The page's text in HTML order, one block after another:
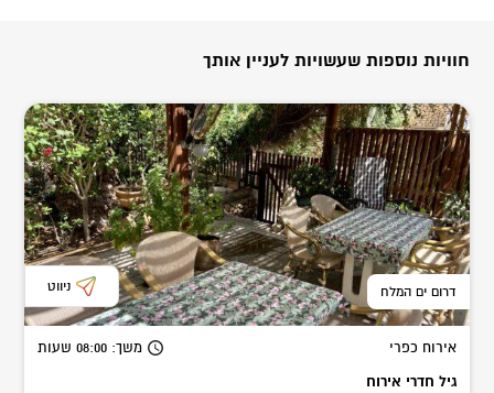
חוויות נוספות שעשויות לעניין אותך
דרום ים המלח ניווט
אירוח כפרי משך: 08:00 שעות
גיל חדרי אירוח